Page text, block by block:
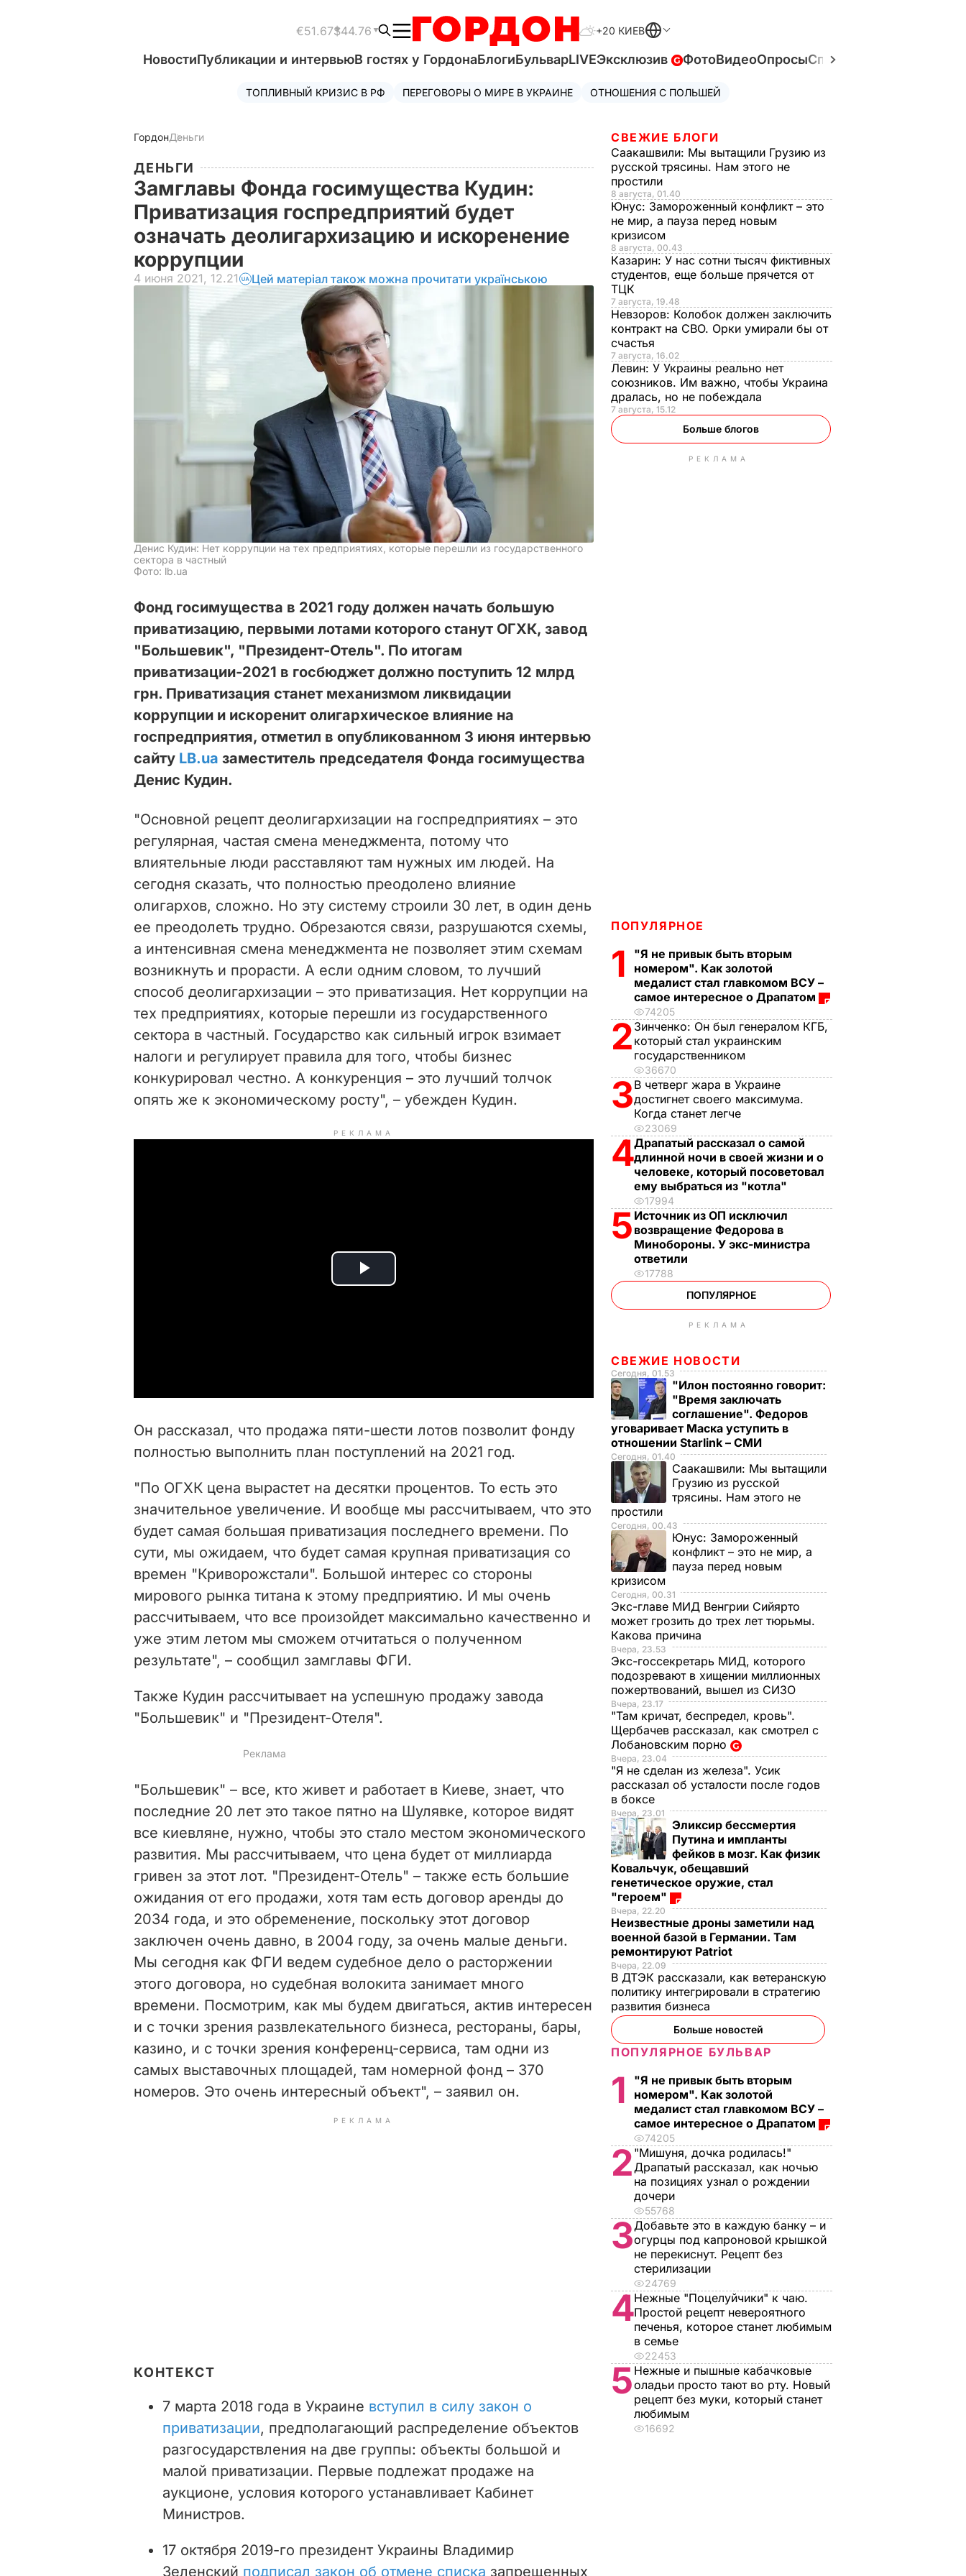
€51.67$44.76 +20 КИЕВ
НовостиПубликации и интервьюВ гостях у ГордонаБлогиБульварLIVEЭксклюзив ФотоВидеоОпросыСпецпроекты
ТОПЛИВНЫЙ КРИЗИС В РФ ПЕРЕГОВОРЫ О МИРЕ В УКРАИНЕ ОТНОШЕНИЯ С ПОЛЬШЕЙ
ГордонДеньги
ДЕНЬГИ
Замглавы Фонда госимущества Кудин:
Приватизация госпредприятий будет
означать деолигархизацию и искоренение
коррупции
4 июня 2021, 12.21 Цей матеріал також можна прочитати українською
Денис Кудин: Нет коррупции на тех предприятиях, которые перешли из государственного
сектора в частный
Фото: lb.ua
Фонд госимущества в 2021 году должен начать большую
приватизацию, первыми лотами которого станут ОГХК, завод
"Большевик", "Президент-Отель". По итогам
приватизации-2021 в госбюджет должно поступить 12 млрд
грн. Приватизация станет механизмом ликвидации
коррупции и искоренит олигархическое влияние на
госпредприятия, отметил в опубликованном 3 июня интервью
сайту LB.ua заместитель председателя Фонда госимущества
Денис Кудин.
"Основной рецепт деолигархизации на госпредприятиях – это
регулярная, частая смена менеджмента, потому что
влиятельные люди расставляют там нужных им людей. На
сегодня сказать, что полностью преодолено влияние
олигархов, сложно. Но эту систему строили 30 лет, в один день
ее преодолеть трудно. Обрезаются связи, разрушаются схемы,
а интенсивная смена менеджмента не позволяет этим схемам
возникнуть и прорасти. А если одним словом, то лучший
способ деолигархизации – это приватизация. Нет коррупции на
тех предприятиях, которые перешли из государственного
сектора в частный. Государство как сильный игрок взимает
налоги и регулирует правила для того, чтобы бизнес
конкурировал честно. А конкуренция – это лучший толчок
опять же к экономическому росту", – убежден Кудин.
РЕКЛАМА
P
i
d
e
o
Он рассказал, что продажа пяти-шести лотов позволит фонду
полностью выполнить план поступлений на 2021 год.
"По ОГХК цена вырастет на десятки процентов. То есть это
значительное увеличение. И вообще мы рассчитываем, что это
будет самая большая приватизация последнего времени. По
сути, мы ожидаем, что будет самая крупная приватизация со
времен "Криворожстали". Большой интерес со стороны
мирового рынка титана к этому предприятию. И мы очень
рассчитываем, что все произойдет максимально качественно и
уже этим летом мы сможем отчитаться о полученном
результате", – сообщил замглавы ФГИ.
Также Кудин рассчитывает на успешную продажу завода
"Большевик" и "Президент-Отеля".
"Большевик" – все, кто живет и работает в Киеве, знает, что
последние 20 лет это такое пятно на Шулявке, которое видят
все киевляне, нужно, чтобы это стало местом экономического
развития. Мы рассчитываем, что цена будет от миллиарда
гривен за этот лот. "Президент-Отель" – также есть большие
ожидания от его продажи, хотя там есть договор аренды до
2034 года, и это обременение, поскольку этот договор
заключен очень давно, в 2004 году, за очень малые деньги.
Мы сегодня как ФГИ ведем судебное дело о расторжении
этого договора, но судебная волокита занимает много
времени. Посмотрим, как мы будем двигаться, актив интересен
и с точки зрения развлекательного бизнеса, рестораны, бары,
казино, и с точки зрения конференц-сервиса, там одни из
самых выставочных площадей, там номерной фонд – 370
номеров. Это очень интересный объект", – заявил он.
РЕКЛАМА
КОНТЕКСТ
7 марта 2018 года в Украине вступил в силу закон о
приватизации, предполагающий распределение объектов
разгосударствления на две группы: объекты большой и
малой приватизации. Первые подлежат продаже на
аукционе, условия которого устанавливает Кабинет
Министров.
17 октября 2019-го президент Украины Владимир
Зеленский подписал закон об отмене списка запрещенных
СВЕЖИЕ БЛОГИ
Саакашвили: Мы вытащили Грузию из
русской трясины. Нам этого не
простили
8 августа, 01.40
Юнус: Замороженный конфликт – это
не мир, а пауза перед новым
кризисом
8 августа, 00.43
Казарин: У нас сотни тысяч фиктивных
студентов, еще больше прячется от
ТЦК
7 августа, 19.48
Невзоров: Колобок должен заключить
контракт на СВО. Орки умирали бы от
счастья
7 августа, 16.02
Левин: У Украины реально нет
союзников. Им важно, чтобы Украина
дралась, но не побеждала
7 августа, 15.12
Больше блогов
РЕКЛАМА
ПОПУЛЯРНОЕ
1
"Я не привык быть вторым
номером". Как золотой
медалист стал главкомом ВСУ –
самое интересное о Драпатом
74205
2 Зинченко: Он был генералом КГБ,
который стал украинским
государственником
36670
3В четверг жара в Украине
достигнет своего максимума.
Когда станет легче
23069
4Драпатый рассказал о самой
длинной ночи в своей жизни и о
человеке, который посоветовал
ему выбраться из "котла"
17994
5 Источник из ОП исключил
возвращение Федорова в
Минобороны. У экс-министра
ответили
17788
ПОПУЛЯРНОЕ
РЕКЛАМА
СВЕЖИЕ НОВОСТИ
Сегодня, 01.53
"Илон постоянно говорит:
"Время заключать
соглашение". Федоров
уговаривает Маска уступить в
отношении Starlink – СМИ
Сегодня, 01.40
Саакашвили: Мы вытащили
Грузию из русской
трясины. Нам этого не
простили
Сегодня, 00.43
Юнус: Замороженный
конфликт – это не мир, а
пауза перед новым
кризисом
Сегодня, 00.31
Экс-главе МИД Венгрии Сийярто
может грозить до трех лет тюрьмы.
Какова причина
Вчера, 23.53
Экс-госсекретарь МИД, которого
подозревают в хищении миллионных
пожертвований, вышел из СИЗО
Вчера, 23.17
"Там кричат, беспредел, кровь".
Щербачев рассказал, как смотрел с
Лобановским порно
Вчера, 23.04
"Я не сделан из железа". Усик
рассказал об усталости после годов
в боксе
Вчера, 23.01
Эликсир бессмертия
Путина и импланты
фейков в мозг. Как физик
Ковальчук, обещавший
генетическое оружие, стал
"героем"
Вчера, 22.20
Неизвестные дроны заметили над
военной базой в Германии. Там
ремонтируют Patriot
Вчера, 22.09
В ДТЭК рассказали, как ветеранскую
политику интегрировали в стратегию
развития бизнеса
Больше новостей
ПОПУЛЯРНОЕ БУЛЬВАР
1
"Я не привык быть вторым
номером". Как золотой
медалист стал главкомом ВСУ –
самое интересное о Драпатом
74205
2 "Мишуня, дочка родилась!"
Драпатый рассказал, как ночью
на позициях узнал о рождении
дочери
55768
3Добавьте это в каждую банку – и
огурцы под капроновой крышкой
не перекиснут. Рецепт без
стерилизации
24769
4Нежные "Поцелуйчики" к чаю.
Простой рецепт невероятного
печенья, которое станет любимым
в семье
22453
5 Нежные и пышные кабачковые
оладьи просто тают во рту. Новый
рецепт без муки, который станет
любимым
16692